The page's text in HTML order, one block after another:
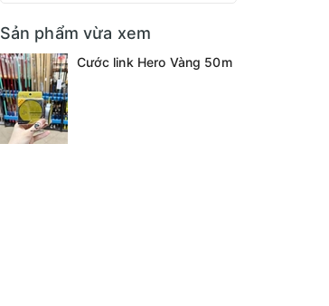
Sản phẩm vừa xem
Cước link Hero Vàng 50m